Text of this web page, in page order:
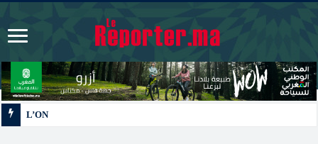
L’ONMT renforce l’attractivité des régions grâce à